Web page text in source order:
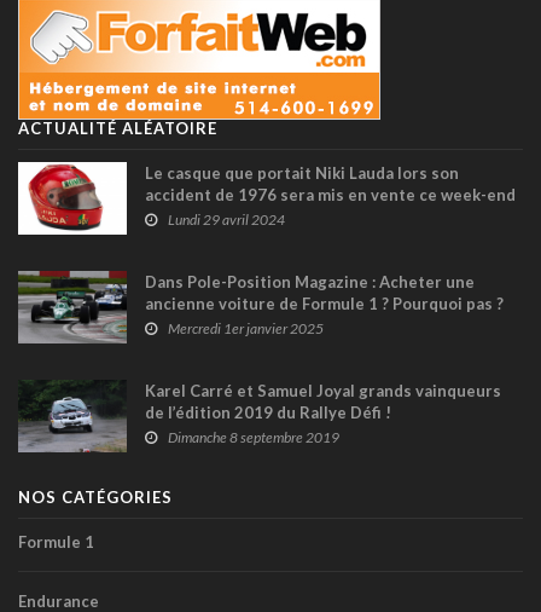
ACTUALITÉ ALÉATOIRE
Le casque que portait Niki Lauda lors son
accident de 1976 sera mis en vente ce week-end
à Miami
Lundi 29 avril 2024
Dans Pole-Position Magazine : Acheter une
ancienne voiture de Formule 1 ? Pourquoi pas ?
Mercredi 1er janvier 2025
Karel Carré et Samuel Joyal grands vainqueurs
de l’édition 2019 du Rallye Défi !
Dimanche 8 septembre 2019
NOS CATÉGORIES
Formule 1
Endurance